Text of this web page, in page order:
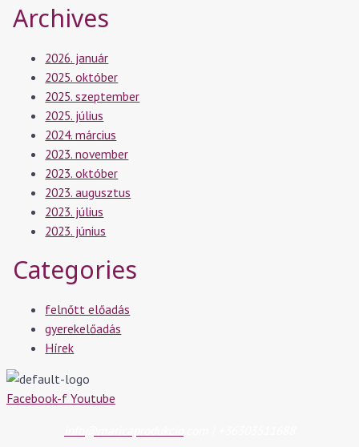
Archives
2026. január
2025. október
2025. szeptember
2025. július
2024. március
2023. november
2023. október
2023. augusztus
2023. július
2023. június
Categories
felnőtt előadás
gyerekelőadás
Hírek
Facebook-f Youtube